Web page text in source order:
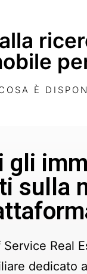
È
gli
sulla
Real
dedicato